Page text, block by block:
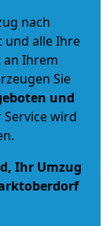
nach
alle Ihre
an Ihrem
Sie
und
wird
Ihr Umzug